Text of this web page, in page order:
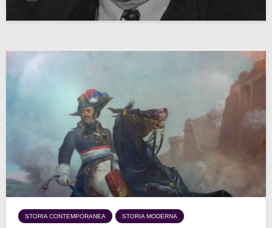
STORIA CONTEMPORANEA STORIA MODERNA